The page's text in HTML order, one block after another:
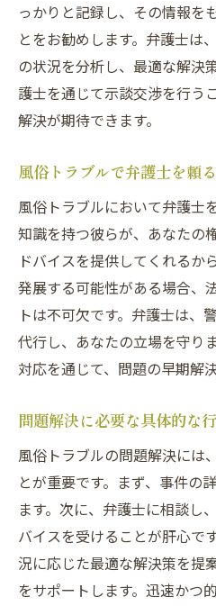
っかりと記録し、その情報を
とをお勧めします。弁護士は
の状況を分析し、最適な解決
護士を通じて示談交渉を行う
解決が期待できます。
風俗トラブルで弁護士を頼
風俗トラブルにおいて弁護士
知識を持つ彼らが、あなたの
ドバイスを提供してくれるか
発展する可能性がある場合、
トは不可欠です。弁護士は、
代行し、あなたの立場を守り
対応を通じて、問題の早期解
問題解決に必要な具体的な
風俗トラブルの問題解決には
とが重要です。まず、事件の
ます。次に、弁護士に相談し
バイスを受けることが肝心で
況に応じた最適な解決策を提
をサポートします。迅速かつ